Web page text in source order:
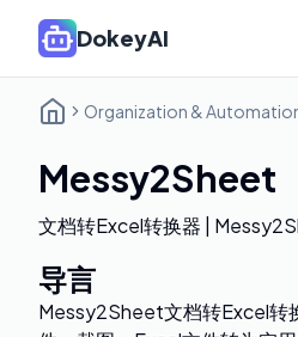
DokeyAI
Organization &
Messy2Sheet
文档转Excel转换器 |
导言
Messy2Sheet文档转Excel转